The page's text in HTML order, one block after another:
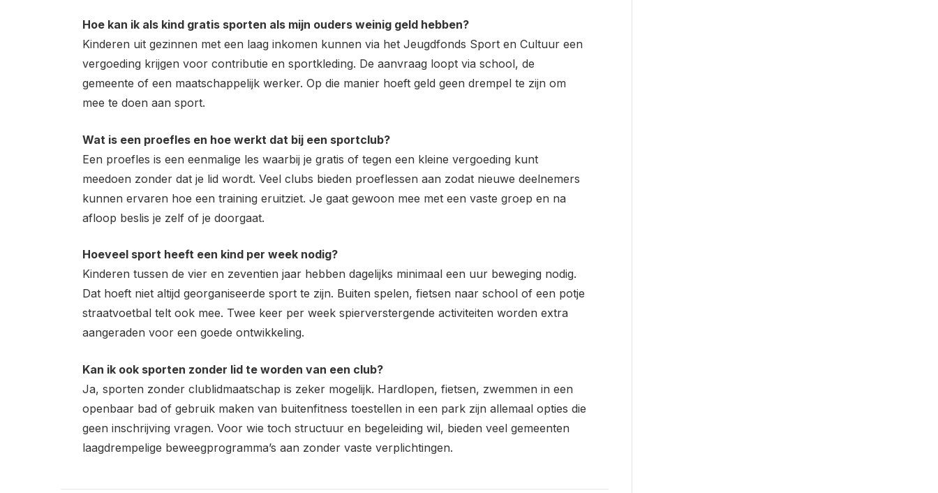
Hoe kan ik als kind gratis sporten als mijn ouders weinig geld hebben?
Kinderen uit gezinnen met een laag inkomen kunnen via het Jeugdfonds Sport en Cultuur een
vergoeding krijgen voor contributie en sportkleding. De aanvraag loopt via school, de
gemeente of een maatschappelijk werker. Op die manier hoeft geld geen drempel te zijn om
mee te doen aan sport.
Wat is een proefles en hoe werkt dat bij een sportclub?
Een proefles is een eenmalige les waarbij je gratis of tegen een kleine vergoeding kunt
meedoen zonder dat je lid wordt. Veel clubs bieden proeflessen aan zodat nieuwe deelnemers
kunnen ervaren hoe een training eruitziet. Je gaat gewoon mee met een vaste groep en na
afloop beslis je zelf of je doorgaat.
Hoeveel sport heeft een kind per week nodig?
Kinderen tussen de vier en zeventien jaar hebben dagelijks minimaal een uur beweging nodig.
Dat hoeft niet altijd georganiseerde sport te zijn. Buiten spelen, fietsen naar school of een potje
straatvoetbal telt ook mee. Twee keer per week spierverstergende activiteiten worden extra
aangeraden voor een goede ontwikkeling.
Kan ik ook sporten zonder lid te worden van een club?
Ja, sporten zonder clublidmaatschap is zeker mogelijk. Hardlopen, fietsen, zwemmen in een
openbaar bad of gebruik maken van buitenfitness toestellen in een park zijn allemaal opties die
geen inschrijving vragen. Voor wie toch structuur en begeleiding wil, bieden veel gemeenten
laagdrempelige beweegprogramma’s aan zonder vaste verplichtingen.